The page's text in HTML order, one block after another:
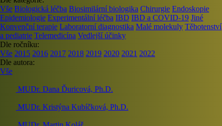
Vše Biologická léčba Biosimilární biologika Chirurgie Endoskopie
Epidemiologie Experimentální léčba IBD IBD a COVID-19 Jiné
Konvenční terapie Laboratorní diagnostika Malé molekuly Těhotenství
a pediatrie Telemedicína Vedlejší účinky
Dle ročníku:
Vše 2015 2016 2017 2018 2019 2020 2021 2022
Dle autora:
Vše
MUDr. Dana Ďuricová, Ph.D.
MUDr. Kristýna Kubíčková, Ph.D.